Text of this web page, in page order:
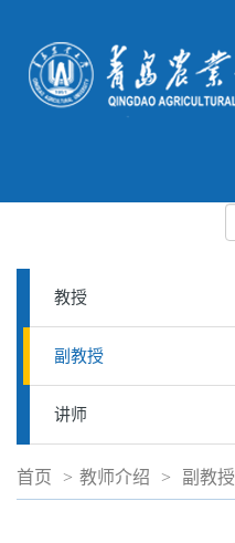
教授
副教授
讲师
首页 > 教师介绍 > 副教授